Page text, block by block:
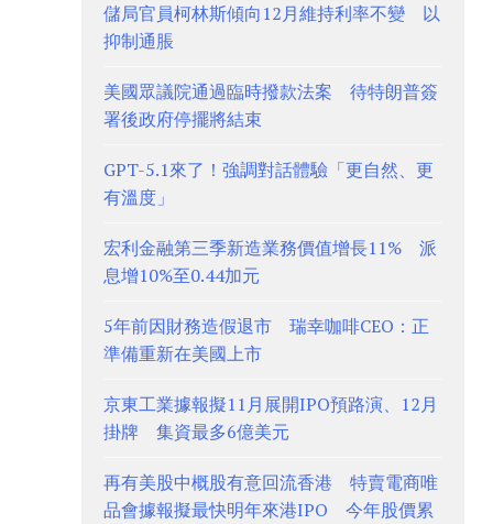
儲局官員柯林斯傾向12月維持利率不變 以
抑制通脹
美國眾議院通過臨時撥款法案 待特朗普簽
署後政府停擺將結束
GPT-5.1來了！強調對話體驗「更自然、更
有溫度」
宏利金融第三季新造業務價值增長11% 派
息增10%至0.44加元
5年前因財務造假退市 瑞幸咖啡CEO：正
準備重新在美國上市
京東工業據報擬11月展開IPO預路演、12月
掛牌 集資最多6億美元
再有美股中概股有意回流香港 特賣電商唯
品會據報擬最快明年來港IPO 今年股價累